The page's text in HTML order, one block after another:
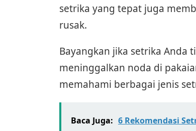
setrika yang tepat juga
rusak.
Bayangkan jika setrika Anda
meninggalkan noda di
memahami berbagai jenis
Baca Juga: 6 Rekomendasi